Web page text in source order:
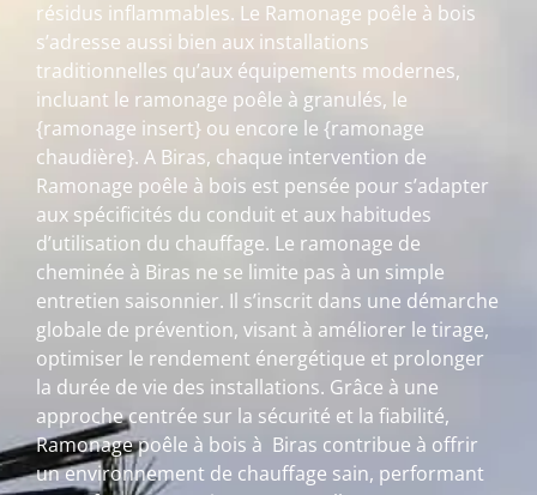
résidus inflammables. Le Ramonage poêle à bois
s’adresse aussi bien aux installations
traditionnelles qu’aux équipements modernes,
incluant le ramonage poêle à granulés, le
{ramonage insert} ou encore le {ramonage
chaudière}. A Biras, chaque intervention de
Ramonage poêle à bois est pensée pour s’adapter
aux spécificités du conduit et aux habitudes
d’utilisation du chauffage. Le ramonage de
cheminée à Biras ne se limite pas à un simple
entretien saisonnier. Il s’inscrit dans une démarche
globale de prévention, visant à améliorer le tirage,
optimiser le rendement énergétique et prolonger
la durée de vie des installations. Grâce à une
approche centrée sur la sécurité et la fiabilité,
Ramonage poêle à bois à Biras contribue à offrir
un environnement de chauffage sain, performant